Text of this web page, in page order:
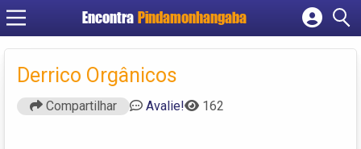
Encontra Pindamonhangaba
Cadastrar empresa
Criar conta
Derrico Orgânicos
Compartilhar Avalie! 162